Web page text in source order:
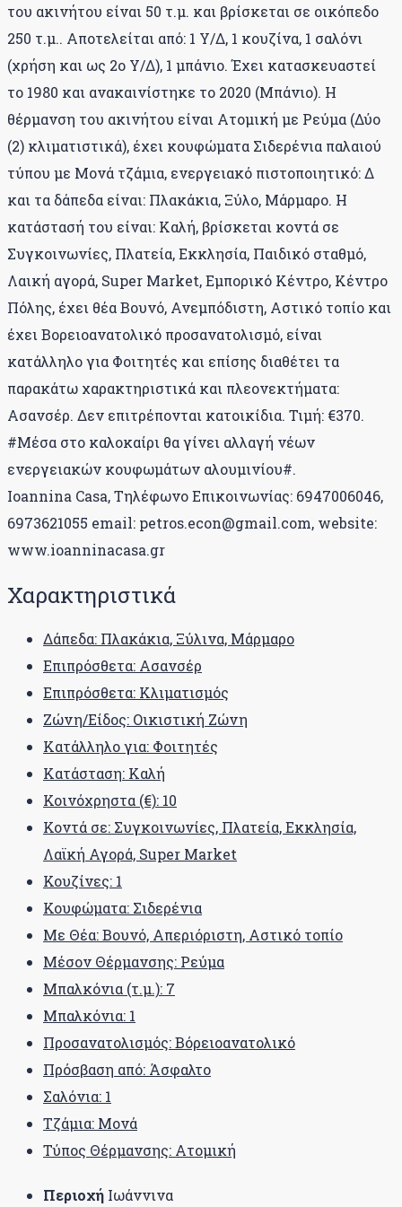
του ακινήτου είναι 50 τ.μ. και βρίσκεται σε οικόπεδο
250 τ.μ.. Αποτελείται από: 1 Υ/Δ, 1 κουζίνα, 1 σαλόνι
(χρήση και ως 2ο Υ/Δ), 1 μπάνιο. Έχει κατασκευαστεί
το 1980 και ανακαινίστηκε το 2020 (Μπάνιο). Η
θέρμανση του ακινήτου είναι Ατομική με Ρεύμα (Δύο
(2) κλιματιστικά), έχει κουφώματα Σιδερένια παλαιού
τύπου με Μονά τζάμια, ενεργειακό πιστοποιητικό: Δ
και τα δάπεδα είναι: Πλακάκια, Ξύλο, Μάρμαρο. Η
κατάστασή του είναι: Καλή, βρίσκεται κοντά σε
Συγκοινωνίες, Πλατεία, Εκκλησία, Παιδικό σταθμό,
Λαική αγορά, Super Market, Εμπορικό Κέντρο, Κέντρο
Πόλης, έχει θέα Βουνό, Ανεμπόδιστη, Αστικό τοπίο και
έχει Βορειοανατολικό προσανατολισμό, είναι
κατάλληλο για Φοιτητές και επίσης διαθέτει τα
παρακάτω χαρακτηριστικά και πλεονεκτήματα:
Ασανσέρ. Δεν επιτρέπονται κατοικίδια. Τιμή: €370.
#Μέσα στο καλοκαίρι θα γίνει αλλαγή νέων
ενεργειακών κουφωμάτων αλουμινίου#.
Ioannina Casa, Τηλέφωνο Επικοινωνίας: 6947006046,
6973621055 email: petros.econ@gmail.com, website:
www.ioanninacasa.gr
Χαρακτηριστικά
Δάπεδα: Πλακάκια, Ξύλινα, Μάρμαρο
Επιπρόσθετα: Ασανσέρ
Επιπρόσθετα: Κλιματισμός
Ζώνη/Είδος: Οικιστική Ζώνη
Κατάλληλο για: Φοιτητές
Κατάσταση: Καλή
Κοινόχρηστα (€): 10
Κοντά σε: Συγκοινωνίες, Πλατεία, Εκκλησία,
Λαϊκή Αγορά, Super Market
Κουζίνες: 1
Κουφώματα: Σιδερένια
Με Θέα: Βουνό, Απεριόριστη, Αστικό τοπίο
Μέσον Θέρμανσης: Ρεύμα
Μπαλκόνια (τ.μ.): 7
Μπαλκόνια: 1
Προσανατολισμός: Βόρειοανατολικό
Πρόσβαση από: Άσφαλτο
Σαλόνια: 1
Τζάμια: Μονά
Τύπος Θέρμανσης: Ατομική
Περιοχή Ιωάννινα